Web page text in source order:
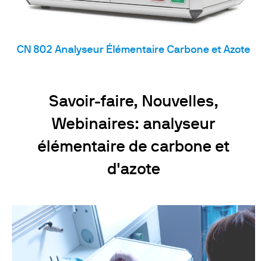
CN 802 Analyseur Élémentaire Carbone et Azote
Savoir-faire, Nouvelles,
Webinaires: analyseur
élémentaire de carbone et
d'azote